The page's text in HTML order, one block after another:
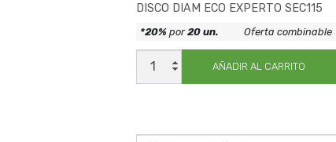
DISCO DIAM ECO EXPERTO SEC115
DISCO
DIAM
AÑADIR AL CARRITO
*20% por20 un. Oferta combinable